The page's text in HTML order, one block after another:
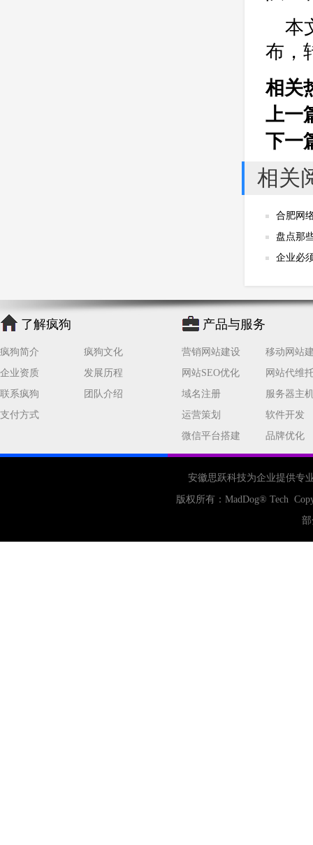
本
布，
相关
上一
下一
相关
合肥网
盘点那
企业必
了解疯狗
疯狗简介
疯狗文化
企业资质
发展历程
联系疯狗
团队介绍
支付方式
产品与服务
营销网站建设
移动网站
网站SEO优化
网站代维
域名注册
服务器主
运营策划
软件开发
微信平台搭建
品牌优化
安徽思跃科技为企业提供专
版权所有： MadDog® Tech